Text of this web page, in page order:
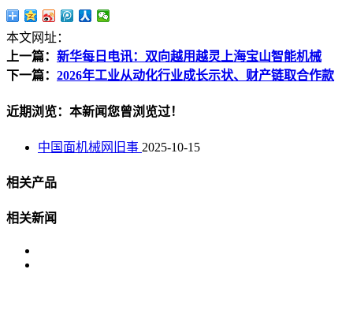
本文网址：
上一篇： 新华每日电讯：双向越用越灵上海宝山智能机械
下一篇： 2026年工业从动化行业成长示状、财产链取合作款
近期浏览：本新闻您曾浏览过！
中国面机械网旧事 2025-10-15
相关产品
相关新闻